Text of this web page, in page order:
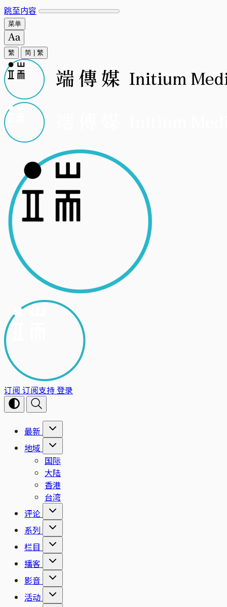
跳至内容
菜单
繁 简 繁
订阅 订阅支持登录
最新
地域
国际
大陆
香港
台湾
评论
系列
栏目
播客
影音
活动